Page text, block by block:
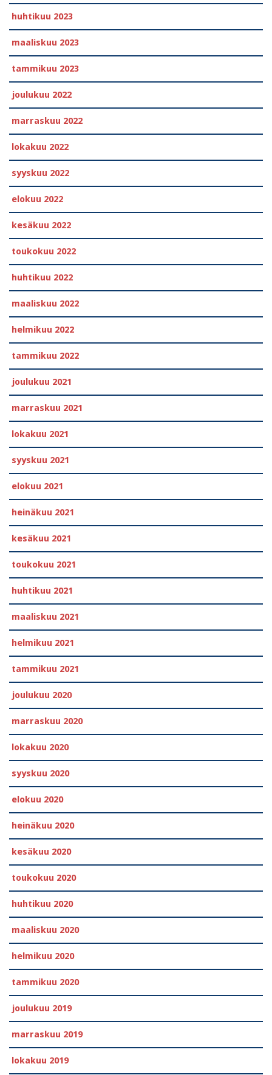
huhtikuu 2023
maaliskuu 2023
tammikuu 2023
joulukuu 2022
marraskuu 2022
lokakuu 2022
syyskuu 2022
elokuu 2022
kesäkuu 2022
toukokuu 2022
huhtikuu 2022
maaliskuu 2022
helmikuu 2022
tammikuu 2022
joulukuu 2021
marraskuu 2021
lokakuu 2021
syyskuu 2021
elokuu 2021
heinäkuu 2021
kesäkuu 2021
toukokuu 2021
huhtikuu 2021
maaliskuu 2021
helmikuu 2021
tammikuu 2021
joulukuu 2020
marraskuu 2020
lokakuu 2020
syyskuu 2020
elokuu 2020
heinäkuu 2020
kesäkuu 2020
toukokuu 2020
huhtikuu 2020
maaliskuu 2020
helmikuu 2020
tammikuu 2020
joulukuu 2019
marraskuu 2019
lokakuu 2019